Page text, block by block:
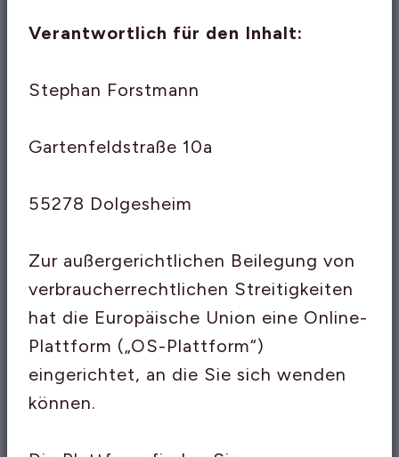
Verantwortlich für den Inhalt:
Stephan Forstmann
Gartenfeldstraße 10a
55278 Dolgesheim
Zur außergerichtlichen Beilegung von
verbraucherrechtlichen Streitigkeiten
hat die Europäische Union eine Online-
Plattform („OS-Plattform“)
eingerichtet, an die Sie sich wenden
können.